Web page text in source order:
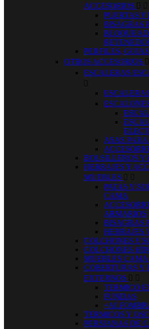
ACCESORIOS  
PUERTAS Y
BISAGRAS
PERFILES,
OTROS ACCESORIOS 
ESCALERAS

ESCALERAS
ASAS
BOLSILLEROS Y
HERRAJES Y
MUEBLES  
PATAS Y
CAMA
ARMARIOS
BISAGRAS
HERRAJES
COLCHONES Y
COLCHONES
MUEBLES CAMA
COBERTURAS Y
EXTERNOS  
TERMICO
FUNDAS
TERMICOS Y
PERSIANAS DE